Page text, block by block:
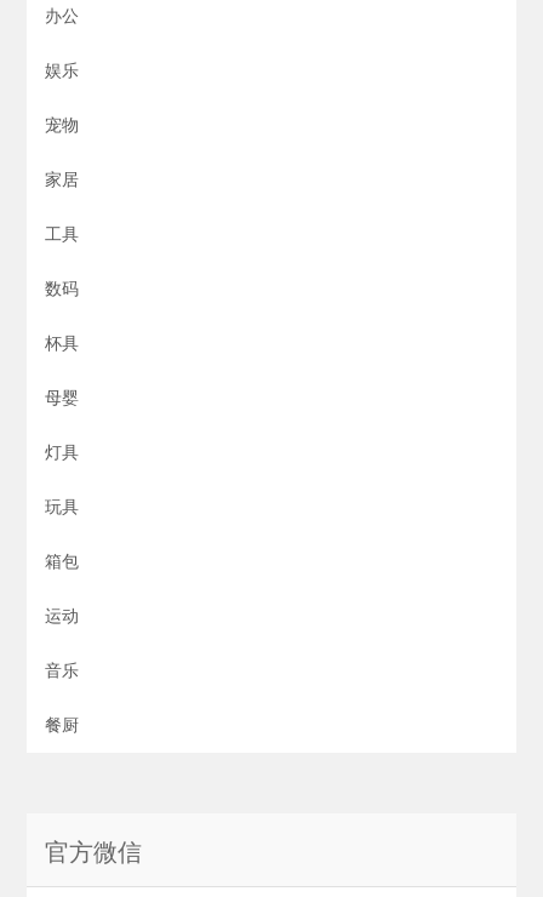
办公
娱乐
宠物
家居
工具
数码
杯具
母婴
灯具
玩具
箱包
运动
音乐
餐厨
官方微信